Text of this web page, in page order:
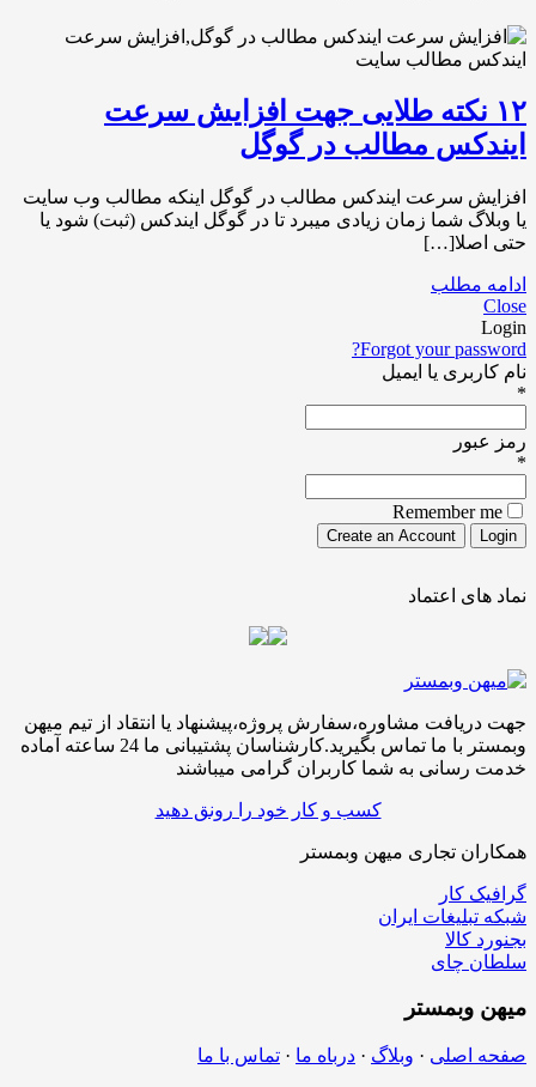
۱۲ نکته طلایی جهت افزایش سرعت
ایندکس مطالب در گوگل
افزایش سرعت ایندکس مطالب در گوگل اینکه مطالب وب سایت
یا وبلاگ شما زمان زیادی میبرد تا در گوگل ایندکس (ثبت) شود یا
حتی اصلا[…]
ادامه مطلب
Close
Login
Forgot your password?
نام کاربری یا ایمیل
*
رمز عبور
*
Remember me
نماد های اعتماد
جهت دریافت مشاوره،سفارش پروژه،پیشنهاد یا انتقاد از تیم میهن
وبمستر با ما تماس بگیرید.کارشناسان پشتیبانی ما 24 ساعته آماده
خدمت رسانی به شما کاربران گرامی میباشند
کسب و کار خود را رونق دهید
همکاران تجاری میهن وبمستر
گرافیک کار
شبکه تبلیغات ایران
بجنورد کالا
سلطان چای
میهن وبمستر
صفحه اصلی · وبلاگ · درباه ما · تماس با ما